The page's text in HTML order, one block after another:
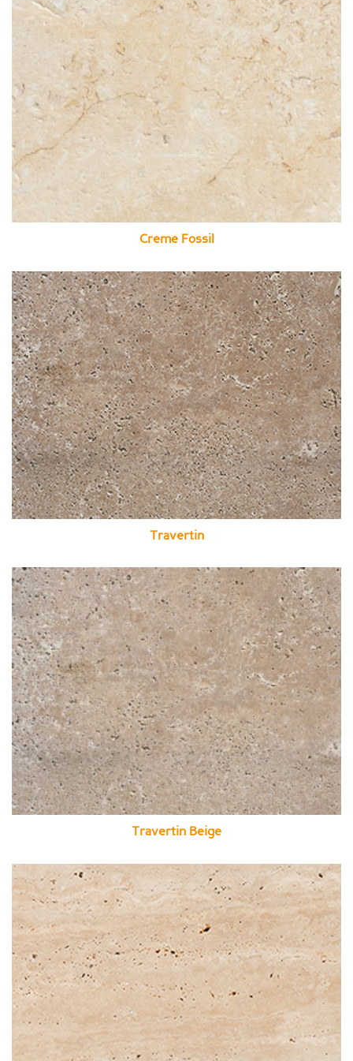
Creme Fossil
Travertin
Travertin Beige